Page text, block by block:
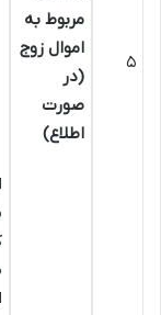
۵
مربوط به
اموال زوج
(در
صورت
اطلاع)